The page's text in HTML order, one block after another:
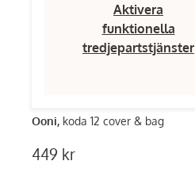
Aktivera
funktionella
tredjepartstjänster
Ooni, koda 12 cover & bag
449 kr